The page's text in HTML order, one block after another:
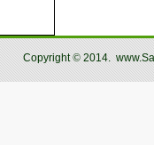
Copyright© 2014.